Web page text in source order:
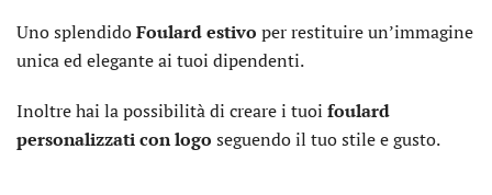
Uno splendidoFoulard estivo per restituire un’immagine
unica ed elegante ai tuoi dipendenti.
Inoltre hai la possibilità di creare i tuoi foulard
personalizzati con logo seguendo il tuo stile e gusto.